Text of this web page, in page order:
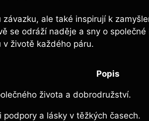
ale také inspirují k
se odráží naděje a sny o
v životě každého páru.
Popis
života a dobrodružství.
podpory a lásky v těžkých časech.